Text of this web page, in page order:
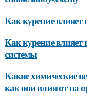
Как курение влияет
Как курение влияет
системы
Какие химические
как они влияют на